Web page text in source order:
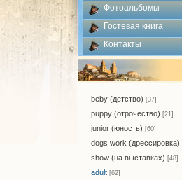
Фотоальбомы
Гостевая книга
Контакты
beby (детство) [37]
puppy (отрочество) [21]
junior (юность) [60]
dogs work (дрессировка)
show (на выставках) [48]
adult [62]